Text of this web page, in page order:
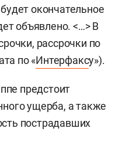
окончательное
объявлено. <…> В
рассрочки по
по «Интерфаксу»).
предстоит
ущерба, а также
пострадавших